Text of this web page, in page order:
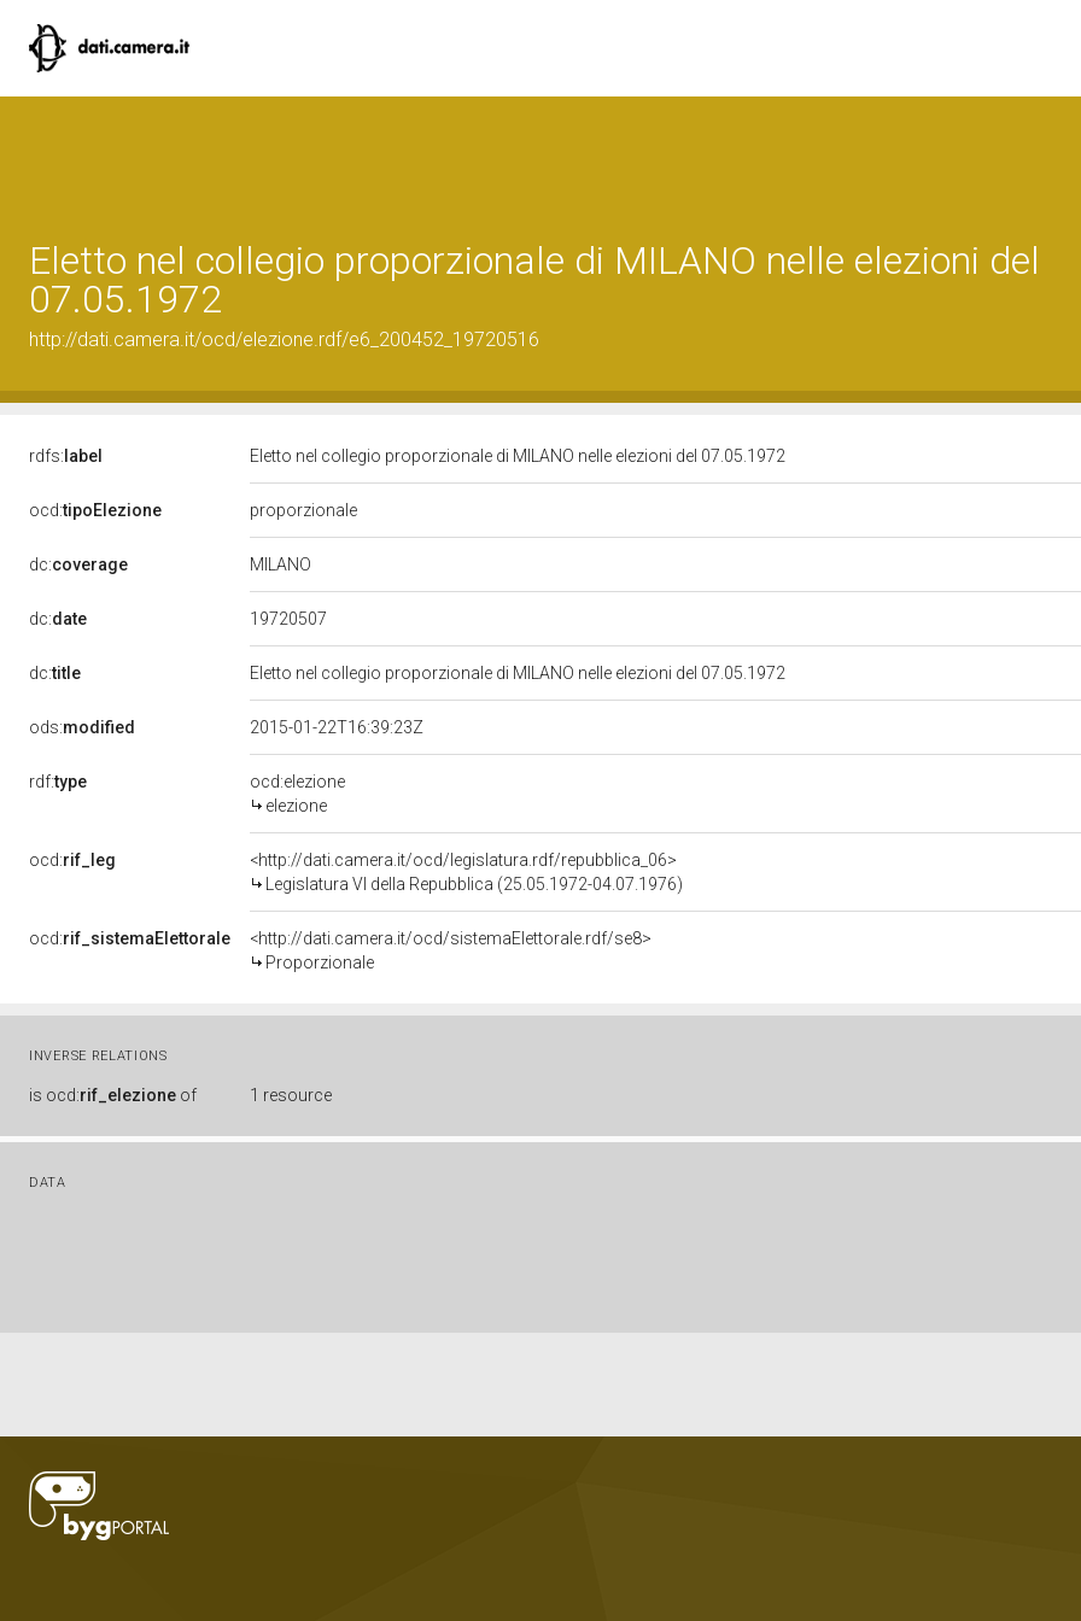
Eletto nel collegio proporzionale di MILANO nelle elezioni del
07.05.1972
http://dati.camera.it/ocd/elezione.rdf/e6_200452_19720516
rdfs: label Eletto nel collegio proporzionale di MILANO nelle elezioni del 07.05.1972
ocd:tipoElezione proporzionale
dc:coverage MILANO
dc:date 19720507
dc:title Eletto nel collegio proporzionale di MILANO nelle elezioni del 07.05.1972
ods:modified 2015-01-22T16:39:23Z
rdf:type
ocd:elezione
elezione
ocd:rif_leg
<http://dati.camera.it/ocd/legislatura.rdf/repubblica_06>
Legislatura VI della Repubblica (25.05.1972-04.07.1976)
ocd:rif_sistemaElettorale
<http://dati.camera.it/ocd/sistemaElettorale.rdf/se8>
Proporzionale
INVERSE RELATIONS
is ocd:rif_elezione of 1 resource
DATA